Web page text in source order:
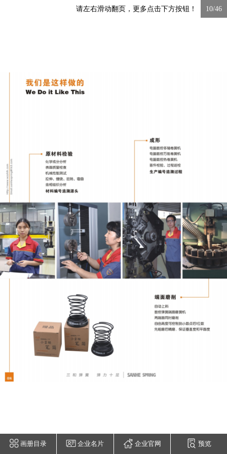
请左右滑动翻页，更多点击下方按钮！ 10/46
画册目录 企业名片 企业官网 预览